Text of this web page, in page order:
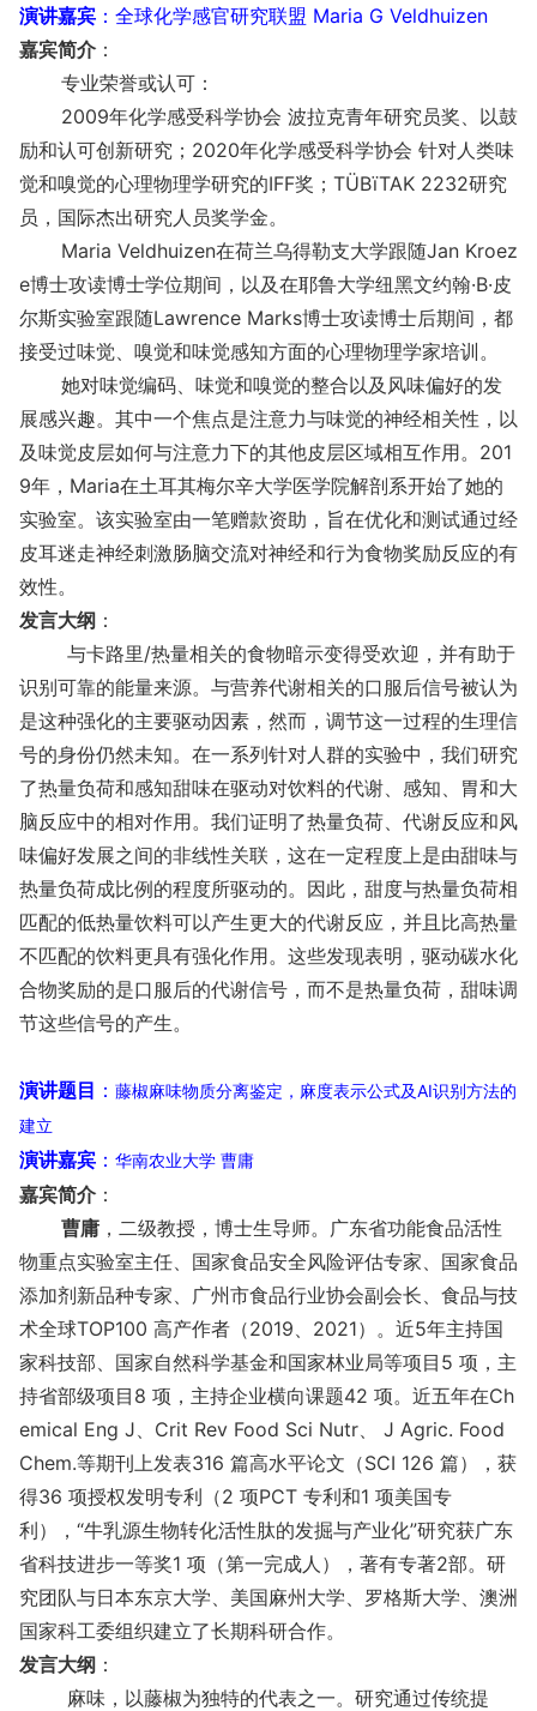
演讲嘉宾 ： 全球化学感官研究联盟 Maria G Veldhuizen
嘉宾简介 ：
专业荣誉或认可：
2009年化学感受科学协会 波拉克青年研究员奖、以鼓
励和认可创新研究；2020年化学感受科学协会 针对人类味
觉和嗅觉的心理物理学研究的IFF奖；TÜBïTAK 2232研究
员，国际杰出研究人员奖学金。
Maria Veldhuizen在荷兰乌得勒支大学跟随Jan Kroez
e博士攻读博士学位期间，以及在耶鲁大学纽黑文约翰·B·皮
尔斯实验室跟随Lawrence Marks博士攻读博士后期间，都
接受过味觉、嗅觉和味觉感知方面的心理物理学家培训。
她对味觉编码、味觉和嗅觉的整合以及风味偏好的发
展感兴趣。其中一个焦点是注意力与味觉的神经相关性，以
及味觉皮层如何与注意力下的其他皮层区域相互作用。201
9年，Maria在土耳其梅尔辛大学医学院解剖系开始了她的
实验室。该实验室由一笔赠款资助，旨在优化和测试通过经
皮耳迷走神经刺激肠脑交流对神经和行为食物奖励反应的有
效性。
发言大纲 ：
与卡路里/热量相关的食物暗示变得受欢迎，并有助于
识别可靠的能量来源。与营养代谢相关的口服后信号被认为
是这种强化的主要驱动因素，然而，调节这一过程的生理信
号的身份仍然未知。在一系列针对人群的实验中，我们研究
了热量负荷和感知甜味在驱动对饮料的代谢、感知、胃和大
脑反应中的相对作用。我们证明了热量负荷、代谢反应和风
味偏好发展之间的非线性关联，这在一定程度上是由甜味与
热量负荷成比例的程度所驱动的。因此，甜度与热量负荷相
匹配的低热量饮料可以产生更大的代谢反应，并且比高热量
不匹配的饮料更具有强化作用。这些发现表明，驱动碳水化
合物奖励的是口服后的代谢信号，而不是热量负荷，甜味调
节这些信号的产生。
演讲题目 ： 藤椒麻味物质分离鉴定，麻度表示公式及AI识别方法的
建立
演讲嘉宾 ： 华南农业大学 曹庸
嘉宾简介 ：
曹庸 ，二级教授，博士生导师。广东省功能食品活性
物重点实验室主任、国家食品安全风险评估专家、国家食品
添加剂新品种专家、广州市食品行业协会副会长、食品与技
术全球TOP100 高产作者（2019、2021）。近5年主持国
家科技部、国家自然科学基金和国家林业局等项目5 项，主
持省部级项目8 项，主持企业横向课题42 项。近五年在Ch
emical Eng J、Crit Rev Food Sci Nutr、 J Agric. Food
Chem.等期刊上发表316 篇高水平论文（SCI 126 篇），获
得36 项授权发明专利（2 项PCT 专利和1 项美国专
利），“牛乳源生物转化活性肽的发掘与产业化”研究获广东
省科技进步一等奖1 项（第一完成人），著有专著2部。研
究团队与日本东京大学、美国麻州大学、罗格斯大学、澳洲
国家科工委组织建立了长期科研合作。
发言大纲 ：
麻味，以藤椒为独特的代表之一。研究通过传统提